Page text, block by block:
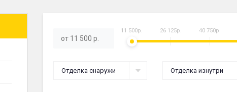
11 500р. 26 125р. 40 750р.
Отделка снаружи Отделка изнутри